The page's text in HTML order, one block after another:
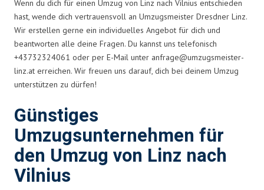
Wenn du dich für einen Umzug von Linz nach Vilnius entschieden
hast, wende dich vertrauensvoll an Umzugsmeister Dresdner Linz.
Wir erstellen gerne ein individuelles Angebot für dich und
beantworten alle deine Fragen. Du kannst uns telefonisch
+43732324061 oder per E-Mail unter anfrage@umzugsmeister-
linz.at erreichen. Wir freuen uns darauf, dich bei deinem Umzug
unterstützen zu dürfen!
Günstiges
Umzugsunternehmen für
den Umzug von Linz nach
Vilnius